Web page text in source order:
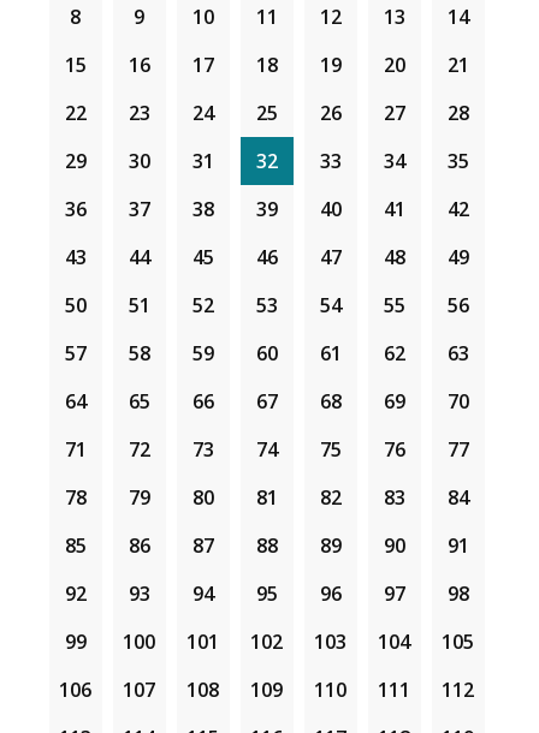
BENTUK.
TARIKH : 11 SEPTEMBER 2025
TEMPAT : SMK SERI GADING
KATEGORI : SEKOLAH RENDAH (TAHAP 1: 7-9 TAHUN)
&NBSP;
8
9 10 11 12 13
14
15
16 17 18 19 20
21
22
23 24 25 26 27
28
29
30 31 32 33 34
35
36
37 38 39 40 41
42
43
44 45 46 47 48
49
50
51 52 53 54 55
56
57
58 59 60 61 62
63
64
65 66 67 68 69
70
71
72 73 74 75 76
77
78
79 80 81 82 83
84
85
86 87 88 89 90
91
92
93 94 95 96 97
98
99
100 101 102 103 104
105
106
107 108 109 110 111
112